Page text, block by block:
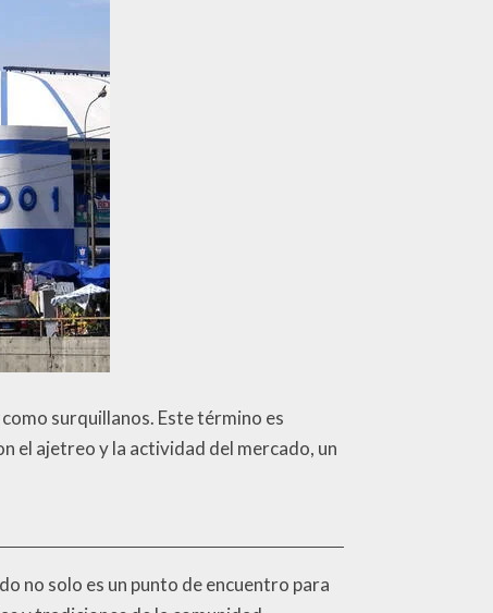
surquillanos. Este término es
el ajetreo y la actividad del mercado, un
no solo es un punto de encuentro para